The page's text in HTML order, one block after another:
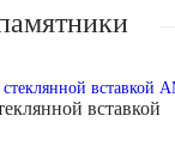
вставкой